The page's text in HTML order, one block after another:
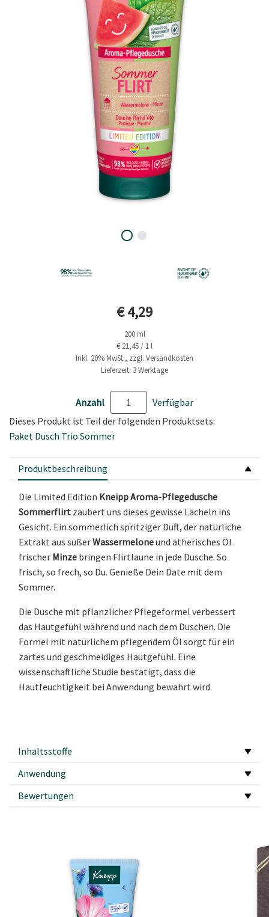
Aktueller Preis
€ 4,29
200 ml
€ 21,45 / 1 l
Inkl. 20% MwSt., zzgl. Versandkosten
Lieferzeit: 3 Werktage
Anzahl
Verfügbar
Dieses Produkt ist Teil der folgenden Produktsets:
Paket Dusch Trio Sommer
Produktbeschreibung
Die Limited Edition Kneipp Aroma-Pflegedusche
Sommerflirt zaubert uns dieses gewisse Lächeln ins
Gesicht. Ein sommerlich spritziger Duft, der natürliche
Extrakt aus süßerWassermeloneund ätherisches Öl
frischer Minze bringen Flirtlaune in jede Dusche. So
frisch, so frech, so Du. Genieße Dein Date mit dem
Sommer.
Die Dusche mit pflanzlicher Pflegeformel verbessert
das Hautgefühl während und nach dem Duschen. Die
Formel mit natürlichem pflegendem Öl sorgt für ein
zartes und geschmeidiges Hautgefühl. Eine
wissenschaftliche Studie bestätigt, dass die
Hautfeuchtigkeit bei Anwendung bewahrt wird.
Inhaltsstoffe
Anwendung
Bewertungen